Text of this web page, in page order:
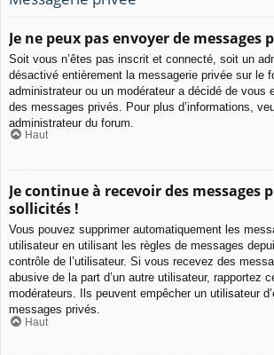
Je ne peux pas envoyer de messages
Soit vous n’êtes pas inscrit et connecté, soit un
désactivé entièrement la messagerie privée sur le
administrateur ou un modérateur a décidé de vous
des messages privés. Pour plus d’informations,
administrateur du forum.
Haut
Je continue à recevoir des messages
sollicités !
Vous pouvez supprimer automatiquement les
utilisateur en utilisant les règles de messages
contrôle de l’utilisateur. Si vous recevez des
abusive de la part d’un autre utilisateur, rapportez
modérateurs. Ils peuvent empêcher un utilisateur
messages privés.
Haut